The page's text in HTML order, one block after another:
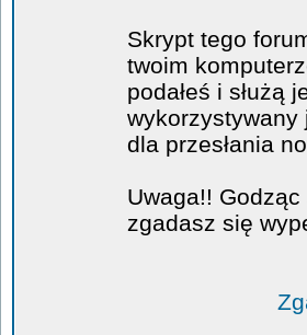
Skrypt tego
twoim
podałeś i służą
wykorzystywany
dla przesłania
Uwaga!!
zgadasz się